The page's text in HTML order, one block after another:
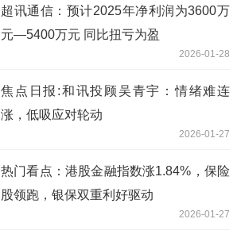
超讯通信：预计2025年净利润为3600万
元—5400万元 同比扭亏为盈
2026-01-28
焦点日报:和讯投顾吴青宇：情绪难连
涨，低吸应对轮动
2026-01-27
热门看点：港股金融指数涨1.84%，保险
股领跑，银保双重利好驱动
2026-01-27